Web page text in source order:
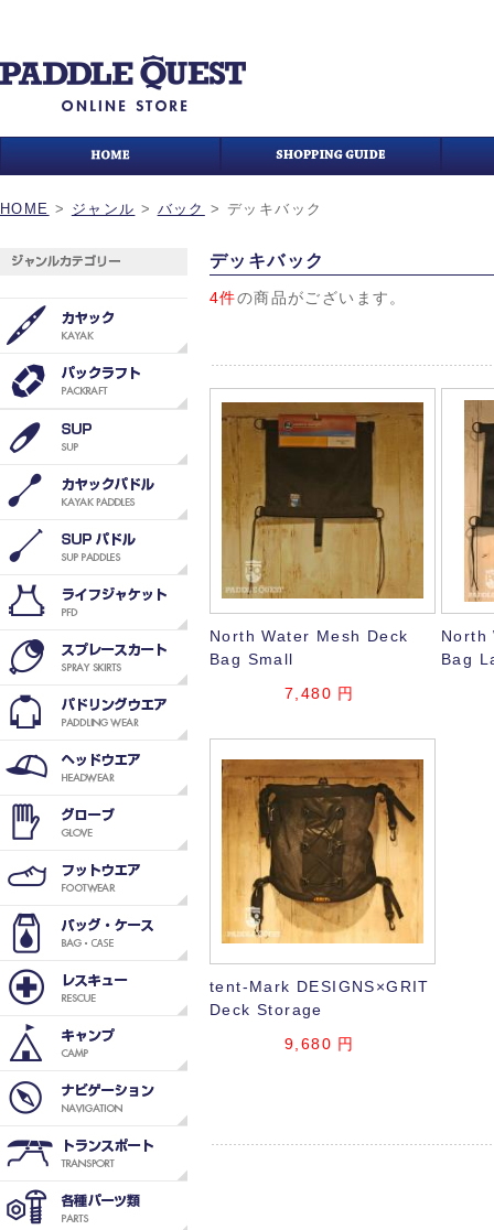
HOME > ジャンル > バック >デッキバック
デッキバック
4件の商品がございます。
North Water Mesh Deck
Bag Small
7,480 円
North
Bag
tent-Mark DESIGNS×GRIT
Deck Storage
9,680 円